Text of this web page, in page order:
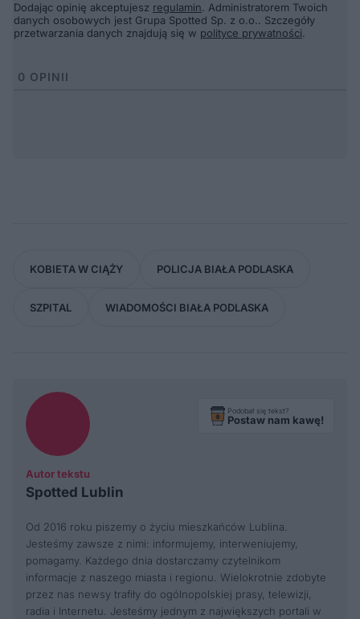
Dodając opinię akceptujesz regulamin. Administratorem Twoich
danych osobowych jest Grupa Spotted Sp. z o.o.. Szczegóły
przetwarzania danych znajdują się w polityce prywatności.
0 OPINII
KOBIETA W CIĄŻY POLICJA BIAŁA PODLASKA
SZPITAL WIADOMOŚCI BIAŁA PODLASKA
Autor tekstu
Spotted Lublin
Podobał się tekst?
Postaw nam kawę!
Od 2016 roku piszemy o życiu mieszkańców Lublina.
Jesteśmy zawsze z nimi: informujemy, interweniujemy,
pomagamy. Każdego dnia dostarczamy czytelnikom
informacje z naszego miasta i regionu. Wielokrotnie zdobyte
przez nas newsy trafiły do ogólnopolskiej prasy, telewizji,
radia i Internetu. Jesteśmy jednym z największych portali w